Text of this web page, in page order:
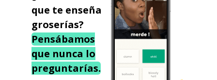
que te enseña
groserías?
Pensábamos
que nunca lo
preguntarías.